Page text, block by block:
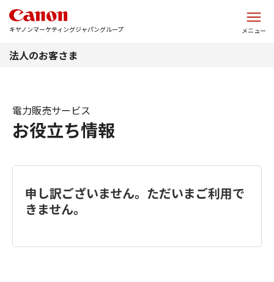
キヤノンマーケティングジャパングループ メニュー
法人のお客さま
お役立ち情報
電力販売サービス
申し訳ございません。ただいまご利用で
きません。